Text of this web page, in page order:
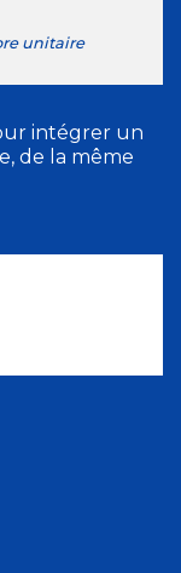
unitaire
intégrer un
de la même